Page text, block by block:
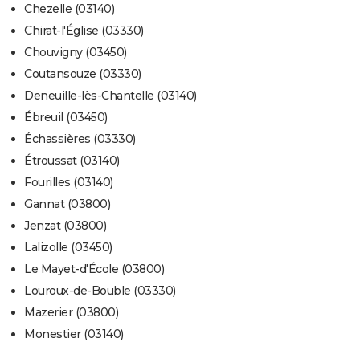
Chezelle (03140)
Chirat-l'Église (03330)
Chouvigny (03450)
Coutansouze (03330)
Deneuille-lès-Chantelle (03140)
Ébreuil (03450)
Échassières (03330)
Étroussat (03140)
Fourilles (03140)
Gannat (03800)
Jenzat (03800)
Lalizolle (03450)
Le Mayet-d'École (03800)
Louroux-de-Bouble (03330)
Mazerier (03800)
Monestier (03140)